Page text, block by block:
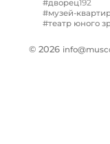
#дворец192
#музей-
#театр юного
© 2026